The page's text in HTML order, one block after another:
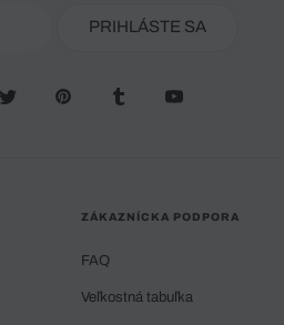
PRIHLÁSTE SA
ZÁKAZNÍCKA PODPORA
FAQ
Veľkostná tabuľka